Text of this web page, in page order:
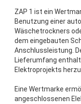
ZAP 1 ist ein
Benutzung einer
Wäschetrockners
dem eingebauten
Anschlussleistung.
Lieferumfang
Elektroprojekts
Eine Wertmarke
angeschlossenen